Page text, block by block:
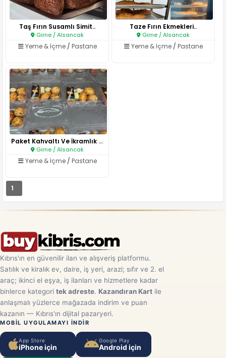
Taş Fırın Susamlı Simit..
Girne / Alsancak
Yeme & İçme/ Pastane
Taze Fırın Ekmekleri..
Girne / Alsancak
Yeme & İçme/ Pastane
Paket Kahvaltı Ve İkramlık Kut..
Girne / Alsancak
Yeme & İçme/ Pastane
1
Kıbrıs'ın en güvenilir ilan ve alışveriş platformu.
Satılık ve kiralık ev, daire, iş yeri, arazi; sıfır ve 2. el
araç; ikinci el eşya, iş ilanları ve hizmetlere kadar
binlerce kategori tek adreste. Kazandıran Kart ile
anlaşmalı yüzlerce mağazada indirim ve puan
kazanın — Kıbrıs'ın dijital pazaryeri.
MOBIL UYGULAMAYI INDIR
App Store
iPhone için
Google Play
Android için